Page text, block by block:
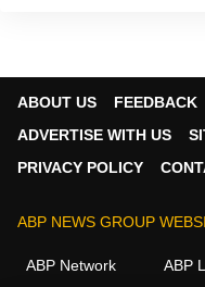
ABOUT US FEEDBACK
ADVERTISE WITH US
PRIVACY POLICY
ABP NEWS GROUP
ABP Network ABP